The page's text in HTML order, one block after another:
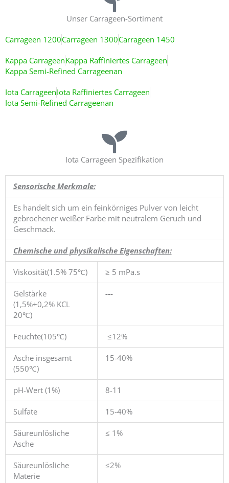
Unser Carrageen-Sortiment
Carrageen 1200Carrageen 1300Carrageen 1450
Kappa CarrageenKappa Raffiniertes Carrageen
Kappa Semi-Refined Carrageenan
Iota CarrageenIota Raffiniertes Carrageen
Iota Semi-Refined Carrageenan
Iota Carrageen Spezifikation
Sensorische Merkmale:
Es handelt sich um ein feinkörniges Pulver von leicht
gebrochener weißer Farbe mit neutralem Geruch und
Geschmack.
Chemische und physikalische Eigenschaften:
Viskosität(1.5% 75℃) ≥ 5 mPa.s
Gelstärke
(1,5%+0,2% KCL
20℃)
---
Feuchte(105℃) ≤12%
Asche insgesamt
(550℃)
15-40%
pH-Wert (1%) 8-11
Sulfate 15-40%
Säureunlösliche
Asche
≤ 1%
Säureunlösliche
Materie
≤2%